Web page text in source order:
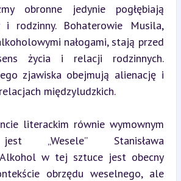
obronne jedynie pogłębiają
i rodzinny. Bohaterowie Musila,
nałogami, stają przed
życia i relacji rodzinnych.
zjawiska obejmują alienację i
międzyludzkich.
literackim równie wymownym
„Wesele” Stanisława
Alkohol w tej sztuce jest obecny
obrzędu weselnego, ale